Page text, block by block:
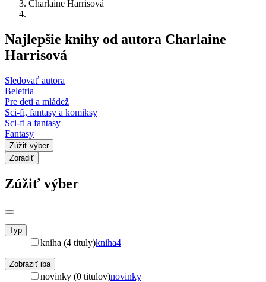
Charlaine Harrisová
Najlepšie knihy od autora Charlaine
Harrisová
Sledovať autora
Beletria
Pre deti a mládež
Sci-fi, fantasy a komiksy
Sci-fi a fantasy
Fantasy
Zúžiť výber
Zoradiť
Zúžiť výber
Typ
kniha (4 tituly)kniha4
Zobraziť iba
novinky (0 titulov)novinky